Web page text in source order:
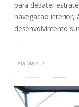
para debater
navegação interior,
desenvolvimento
…
Leia Mais